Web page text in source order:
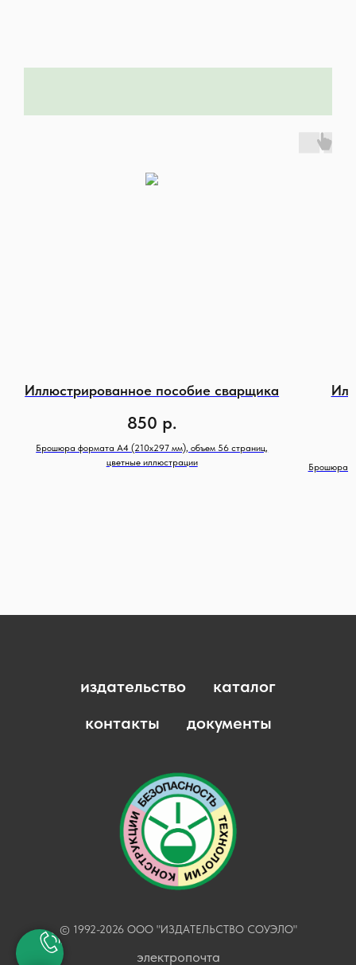
Иллюстрированное пособие сварщика
850 р.
Брошюра формата А4 (210х297 мм), объем 56 страниц,
цветные иллюстрации
Брошюра
издательство
каталог
контакты
документы
© 1992-2026 ООО "ИЗДАТЕЛЬСТВО СОУЭЛО"
электропочта